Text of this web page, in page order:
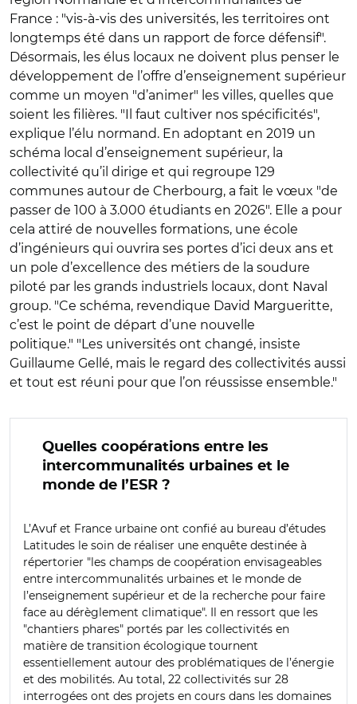
France : "vis-à-vis des universités, les territoires ont
longtemps été dans un rapport de force défensif".
Désormais, les élus locaux ne doivent plus penser le
développement de l’offre d’enseignement supérieur
comme un moyen "d’animer" les villes, quelles que
soient les filières. "Il faut cultiver nos spécificités",
explique l’élu normand. En adoptant en 2019 un
schéma local d’enseignement supérieur, la
collectivité qu’il dirige et qui regroupe 129
communes autour de Cherbourg, a fait le vœux "de
passer de 100 à 3.000 étudiants en 2026". Elle a pour
cela attiré de nouvelles formations, une école
d’ingénieurs qui ouvrira ses portes d’ici deux ans et
un pole d’excellence des métiers de la soudure
piloté par les grands industriels locaux, dont Naval
group. "Ce schéma, revendique David Margueritte,
c’est le point de départ d’une nouvelle
politique." "Les universités ont changé, insiste
Guillaume Gellé, mais le regard des collectivités aussi
et tout est réuni pour que l’on réussisse ensemble."
Quelles coopérations entre les
intercommunalités urbaines et le
monde de l’ESR ?
L’Avuf et France urbaine ont confié au bureau d’études
Latitudes le soin de réaliser une enquête destinée à
répertorier "les champs de coopération envisageables
entre intercommunalités urbaines et le monde de
l’enseignement supérieur et de la recherche pour faire
face au dérèglement climatique". Il en ressort que les
"chantiers phares" portés par les collectivités en
matière de transition écologique tournent
essentiellement autour des problématiques de l’énergie
et des mobilités. Au total, 22 collectivités sur 28
interrogées ont des projets en cours dans les domaines